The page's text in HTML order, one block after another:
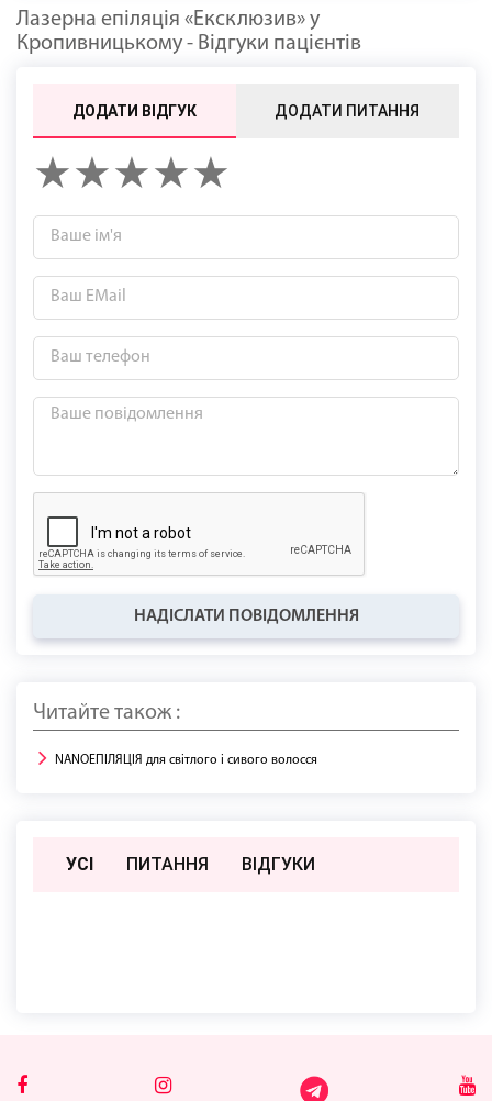
Лазерна епіляція «Ексклюзив» у
Кропивницькому - Відгуки пацієнтів
ДОДАТИ ВІДГУК ДОДАТИ ПИТАННЯ
НАДІСЛАТИ ПОВІДОМЛЕННЯ
Читайте також :
NANOЕПІЛЯЦІЯ для світлого і сивого волосся
УСІ ПИТАННЯ ВIДГУКИ